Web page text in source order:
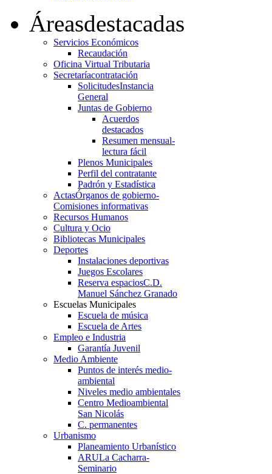
Áreasdestacadas
Servicios Económicos
Recaudación
Oficina Virtual Tributaria
Secretaríacontratación
SolicitudesInstancia
General
Juntas de Gobierno
Acuerdos
destacados
Resumen mensual-
lectura fácil
Plenos Municipales
Perfil del contratante
Padrón y Estadística
ActasÓrganos de gobierno-
Comisiones informativas
Recursos Humanos
Cultura y Ocio
Bibliotecas Municipales
Deportes
Instalaciones deportivas
Juegos Escolares
Reserva espaciosC.D.
Manuel Sánchez Granado
Escuelas Municipales
Escuela de música
Escuela de Artes
Empleo e Industria
Garantía Juvenil
Medio Ambiente
Puntos de interés medio-
ambiental
Niveles medio ambientales
Centro Medioambiental
San Nicolás
C. permanentes
Urbanismo
Planeamiento Urbanístico
ARULa Cacharra-
Seminario